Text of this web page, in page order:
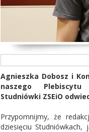
Agnieszka Dobosz i
naszego
Studniówki ZSEiO
Przypomnijmy, że
dziesięciu